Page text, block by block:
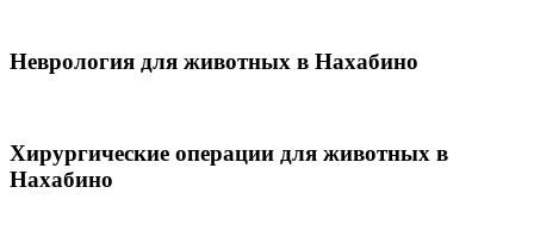
Неврология для животных в Нахабино
Хирургические операции для животных в
Нахабино